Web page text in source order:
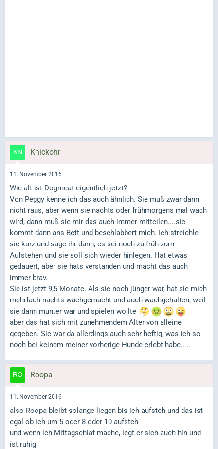
Knickohr
11. November 2016
Wie alt ist Dogmeat eigentlich jetzt?
Von Peggy kenne ich das auch ähnlich. Sie muß zwar dann
nicht raus, aber wenn sie nachts oder frühmorgens mal wach
wird, dann muß sie mir das auch immer mitteilen....sie
kommt dann ans Bett und beschlabbert mich. Ich streichle
sie kurz und sage ihr dann, es sei noch zu früh zum
Aufstehen und sie soll sich wieder hinlegen. Hat etwas
gedauert, aber sie hats verstanden und macht das auch
immer brav.
Sie ist jetzt 9,5 Monate. Als sie noch jünger war, hat sie mich
mehrfach nachts wachgemacht und auch wachgehalten, weil
sie dann munter war und spielen wollte
aber das hat sich mit zunehmendem Alter von alleine
gegeben. Sie war da allerdings auch sehr heftig, was ich so
noch bei keinem meiner vorherige Hunde erlebt habe.....
Roopa
11. November 2016
also Roopa bleibt solange liegen bis ich aufsteh und das ist
egal ob ich um 5 oder 8 oder 10 aufsteh
und wenn ich Mittagschlaf mache, legt er sich auch hin und
ist ruhig